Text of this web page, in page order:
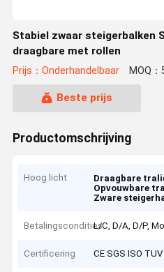
Stabiel zwaar steigerbalken
draagbare met rollen
Prijs：Onderhandelbaar MOQ
Beste prijs
Productomschrijving
Hoog licht Draagbare
Opvouwbare
Zware
BetalingsconditiesL/C, D/A, D/P,
Certificering CE SGS ISO